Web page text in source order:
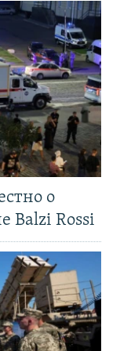
о
Balzi Rossi